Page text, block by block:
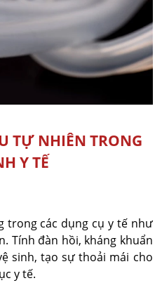
TỰ NHIÊN TRONG
Y TẾ
trong các dụng cụ y tế như
Tính đàn hồi, kháng khuẩn
sinh, tạo sự thoải mái cho
y tế.